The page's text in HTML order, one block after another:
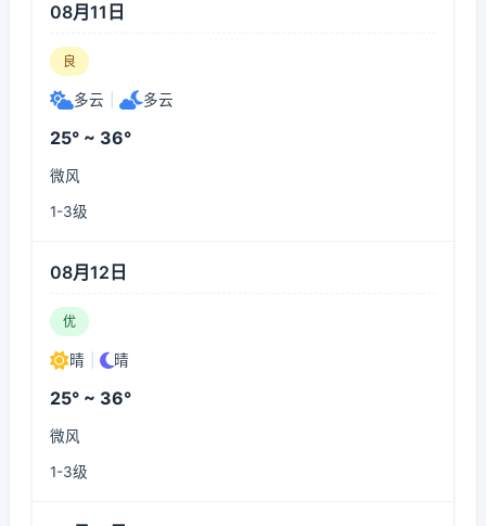
08月11日
良
多云 多云
25° ~ 36°
微风
1-3级
08月12日
优
晴 晴
25° ~ 36°
微风
1-3级